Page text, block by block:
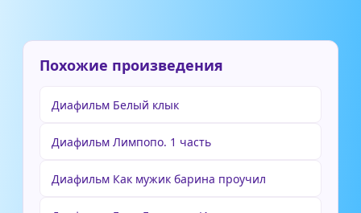
Похожие произведения
Диафильм Белый клык
Диафильм Лимпопо. 1 часть
Диафильм Как мужик барина проучил